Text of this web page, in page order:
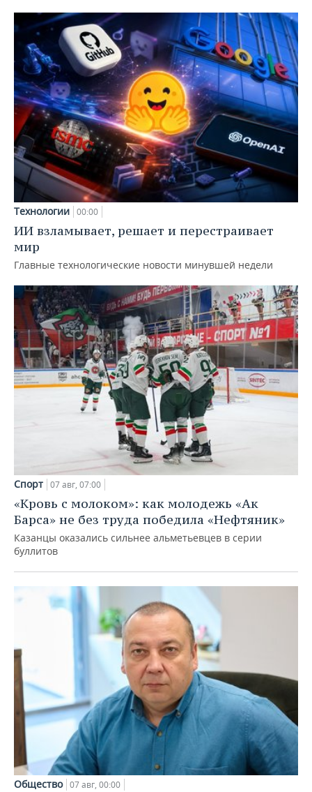
Технологии 00:00
ИИ взламывает, решает и перестраивает
мир
Главные технологические новости минувшей недели
Спорт 07 авг, 07:00
«Кровь с молоком»: как молодежь «Ак
Барса» не без труда победила «Нефтяник»
Казанцы оказались сильнее альметьевцев в серии
буллитов
Общество 07 авг, 00:00